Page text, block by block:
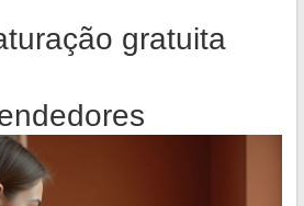
gratuita